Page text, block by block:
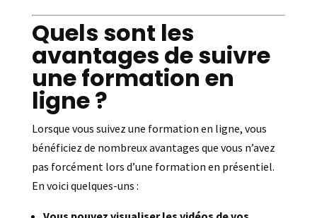
Quels sont les
avantages de suivre
une formation en
ligne ?
Lorsque vous suivez une formation en ligne, vous
bénéficiez de nombreux avantages que vous n’avez
pas forcément lors d’une formation en présentiel.
En voici quelques-uns :